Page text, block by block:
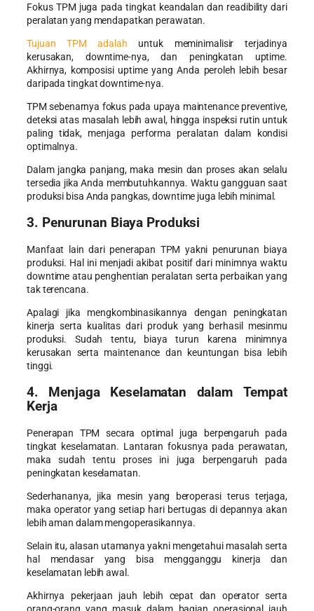
Fokus TPM juga pada tingkat keandalan dan readibility dari
peralatan yang mendapatkan perawatan.
Tujuan TPM adalah
untuk meminimalisir terjadinya
kerusakan, downtime-nya, dan peningkatan uptime.
Akhirnya, komposisi uptime yang Anda peroleh lebih besar
daripada tingkat downtime-nya.
TPM sebenarnya fokus pada upaya maintenance preventive,
deteksi atas masalah lebih awal, hingga inspeksi rutin untuk
paling tidak, menjaga performa peralatan dalam kondisi
optimalnya.
Dalam jangka panjang, maka mesin dan proses akan selalu
tersedia jika Anda membutuhkannya. Waktu gangguan saat
produksi bisa Anda pangkas, downtime juga lebih minimal.
3. Penurunan Biaya Produksi
Manfaat lain dari penerapan TPM yakni penurunan biaya
produksi. Hal ini menjadi akibat positif dari minimnya waktu
downtime atau penghentian peralatan serta perbaikan yang
tak terencana.
Apalagi jika mengkombinasikannya dengan peningkatan
kinerja serta kualitas dari produk yang berhasil mesinmu
produksi. Sudah tentu, biaya turun karena minimnya
kerusakan serta maintenance dan keuntungan bisa lebih
tinggi.
4. Menjaga Keselamatan dalam Tempat
Kerja
Penerapan TPM secara optimal juga berpengaruh pada
tingkat keselamatan. Lantaran fokusnya pada perawatan,
maka sudah tentu proses ini juga berpengaruh pada
peningkatan keselamatan.
Sederhananya, jika mesin yang beroperasi terus terjaga,
maka operator yang setiap hari bertugas di depannya akan
lebih aman dalam mengoperasikannya.
Selain itu, alasan utamanya yakni mengetahui masalah serta
hal mendasar yang bisa mengganggu kinerja dan
keselamatan lebih awal.
Akhirnya pekerjaan jauh lebih cepat dan operator serta
orang-orang yang masuk dalam bagian operasional jauh